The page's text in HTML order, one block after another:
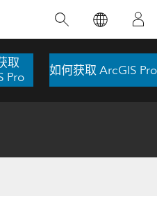
推荐书籍
取
Pro
如何获取 ArcGIS Pro